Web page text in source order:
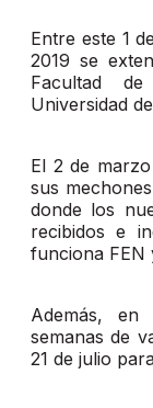
Entre este 1
2019 se
Facultad
Universidad
El 2 de
sus
donde los
recibidos e
funciona FEN
Además, en
semanas de
21 de julio